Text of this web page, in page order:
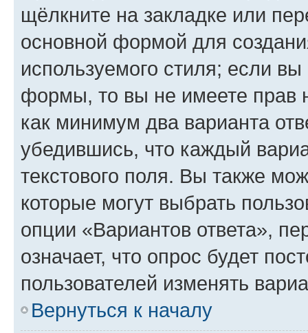
щёлкните на закладке или
основной формой для
используемого стиля; если
формы, то вы не имеете прав
как минимум два варианта
убедившись, что каждый
текстового поля. Вы также
которые могут выбрать
опции «Вариантов ответа»,
означает, что опрос будет
пользователей изменять
Вернуться к началу